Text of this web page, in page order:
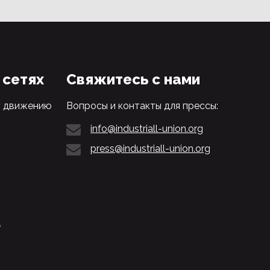
движению
Свяжитесь с нами
Вопросы и контакты для прессы:
info@industriall-union.org
press@industriall-union.org